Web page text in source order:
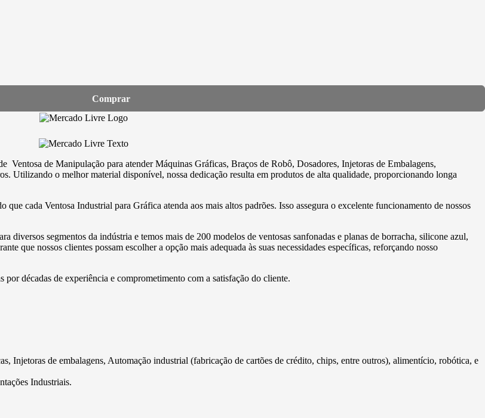
Comprar
Ventosa de Manipulação para atender Máquinas Gráficas, Braços de Robô, Dosadores, Injetoras de Embalagens,
Utilizando o melhor material disponível, nossa dedicação resulta em produtos de alta qualidade, proporcionando longa
cada Ventosa Industrial para Gráfica atenda aos mais altos padrões. Isso assegura o excelente funcionamento de nossos
segmentos da indústria e temos mais de 200 modelos de ventosas sanfonadas e planas de borracha, silicone azul,
que nossos clientes possam escolher a opção mais adequada às suas necessidades específicas, reforçando nosso
décadas de experiência e comprometimento com a satisfação do cliente.
Injetoras de embalagens, Automação industrial (fabricação de cartões de crédito, chips, entre outros), alimentício, robótica, e
Industriais.